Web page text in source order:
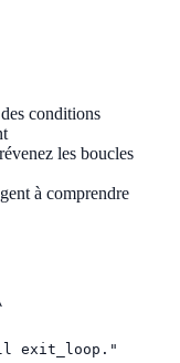
conditions
les boucles
à comprendre
exit_loop."